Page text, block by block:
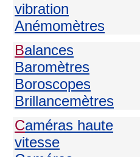
vibration
Anémomètres
Balances
Baromètres
Boroscopes
Brillancemètres
Caméras haute
vitesse